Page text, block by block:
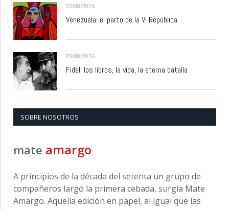
05/08/2026
Venezuela: el parto de la VI República
05/08/2026
Fidel, los libros, la vida, la eterna batalla
SOBRE NOSOTROS
mate amargo
A principios de la década del setenta un grupo de
compañeros largó la primera cebada, surgía Mate
Amargo. Aquella edición en papel, al igual que las